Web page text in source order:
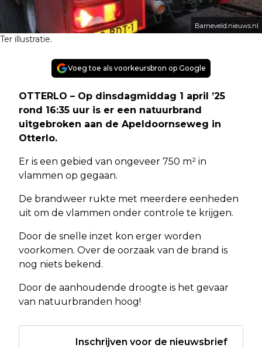
Barneveld.nieuws.nl
Ter illustratie.
Voeg toe als voorkeursbron op Google
OTTERLO – Op dinsdagmiddag 1 april ’25
rond 16:35 uur is er een natuurbrand
uitgebroken aan de Apeldoornseweg in
Otterlo.
Er is een gebied van ongeveer 750 m² in
vlammen op gegaan.
De brandweer rukte met meerdere eenheden
uit om de vlammen onder controle te krijgen.
Door de snelle inzet kon erger worden
voorkomen. Over de oorzaak van de brand is
nog niets bekend.
Door de aanhoudende droogte is het gevaar
van natuurbranden hoog!
Inschrijven voor de nieuwsbrief